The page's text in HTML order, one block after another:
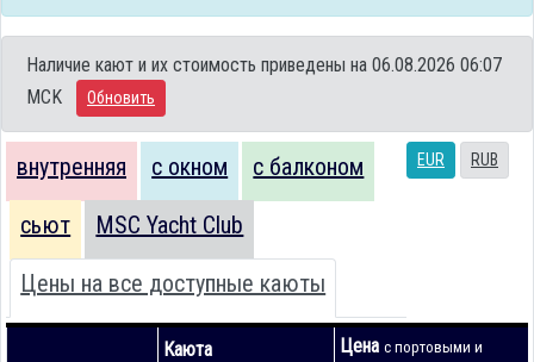
Наличие кают и их стоимость приведены на 06.08.2026 06:07
MCK
Обновить
EUR RUB
внутренняя с окном с балконом
сьют MSC Yacht Club
Цены на все доступные каюты
Каюта Цена с портовыми и